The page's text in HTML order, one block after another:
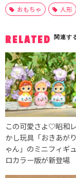
おもちゃ 人形
RELATED 関連す
この可愛さよ♡昭和
かし玩具「おきあが
ゃん」のミニフィギ
ロカラー版が新登場